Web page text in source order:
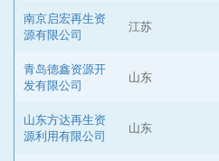
南京启宏再生资
源有限公司
江苏
青岛德鑫资源开
发有限公司
山东
山东方达再生资
源利用有限公司
山东